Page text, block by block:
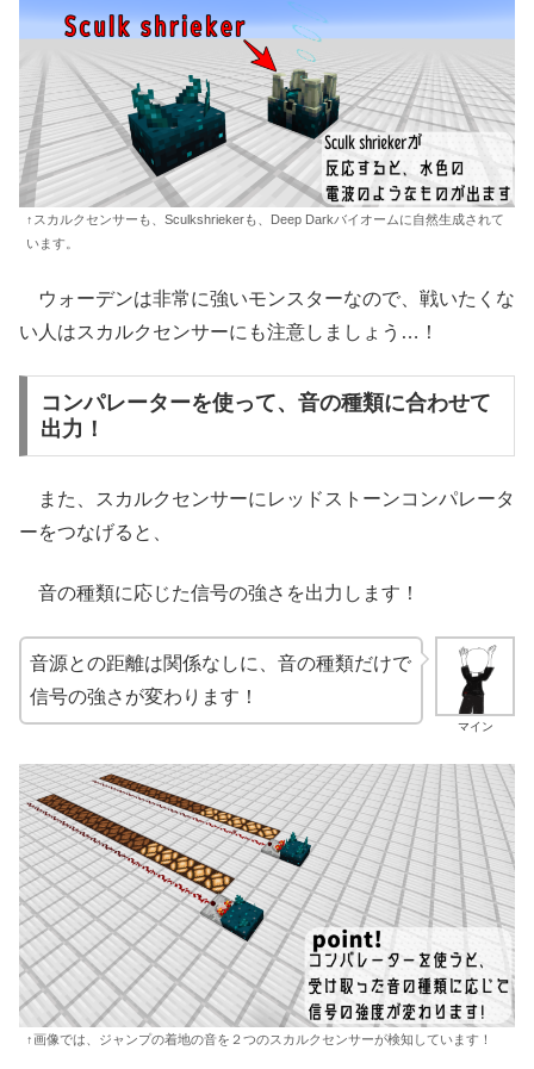
↑スカルクセンサーも、Sculkshriekerも、Deep Darkバイオームに自然生成されて
います。
ウォーデンは非常に強いモンスターなので、戦いたくな
い人はスカルクセンサーにも注意しましょう…！
コンパレーターを使って、音の種類に合わせて
出力！
また、スカルクセンサーにレッドストーンコンパレータ
ーをつなげると、
音の種類に応じた信号の強さを出力します！
マイン
音源との距離は関係なしに、音の種類だけで
信号の強さが変わります！
↑画像では、ジャンプの着地の音を２つのスカルクセンサーが検知しています！